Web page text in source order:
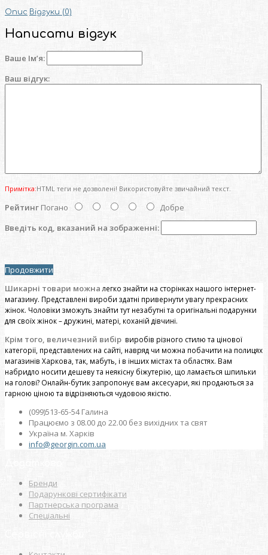
Опис Відгуки (0)
Написати відгук
Ваше Ім’я:
Ваш відгук:
Примітка:HTML теги не дозволені! Використовуйте звичайний текст.
Рейтинг Погано
Добре
Введіть код, вказаний на зображенні:
Продовжити
Шикарні товари можна легко знайти на сторінках нашого інтернет-
магазину. Представлені вироби здатні привернути увагу прекрасних
жінок. Чоловіки зможуть знайти тут незабутні та оригінальні подарунки
для своїх жінок – дружині, матері, коханій дівчині.
Крім того, величезний вибір виробів різного стилю та цінової
категорії, представлених на сайті, навряд чи можна побачити на полицях
магазинів Харкова, так, мабуть, і в інших містах та областях. Вам
набридло носити дешеву та неякісну біжутерію, що ламається шпильки
на голові? Онлайн-бутик запропонує вам аксесуари, які продаються за
гарною ціною та відрізняються чудовою якістю.
(099)513-65-54 Галина
Працюємо з 08.00 до 22.00 без вихідних та свят
Україна м. Харків
info@georgin.com.ua
Бренди
Подарункові сертифікати
Партнерська програма
Спеціальні